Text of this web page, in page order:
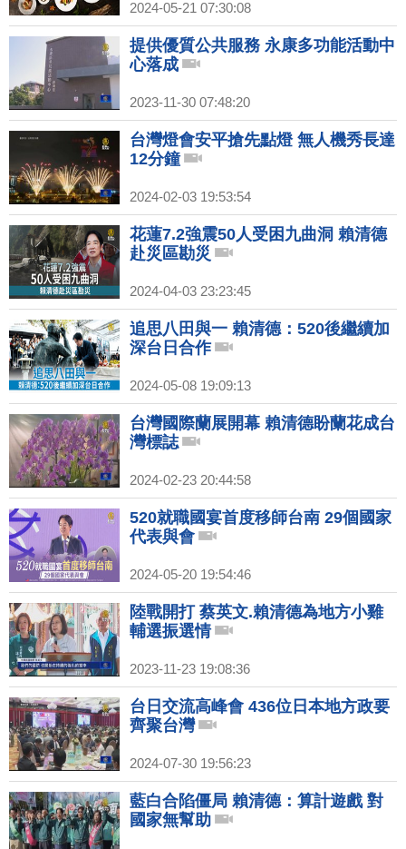
2024-05-21 07:30:08
提供優質公共服務 永康多功能活動中
心落成
2023-11-30 07:48:20
台灣燈會安平搶先點燈 無人機秀長達
12分鐘
2024-02-03 19:53:54
花蓮7.2強震50人受困九曲洞 賴清德
赴災區勘災
2024-04-03 23:23:45
追思八田與一 賴清德：520後繼續加
深台日合作
2024-05-08 19:09:13
台灣國際蘭展開幕 賴清德盼蘭花成台
灣標誌
2024-02-23 20:44:58
520就職國宴首度移師台南 29個國家
代表與會
2024-05-20 19:54:46
陸戰開打 蔡英文.賴清德為地方小雞
輔選振選情
2023-11-23 19:08:36
台日交流高峰會 436位日本地方政要
齊聚台灣
2024-07-30 19:56:23
藍白合陷僵局 賴清德：算計遊戲 對
國家無幫助